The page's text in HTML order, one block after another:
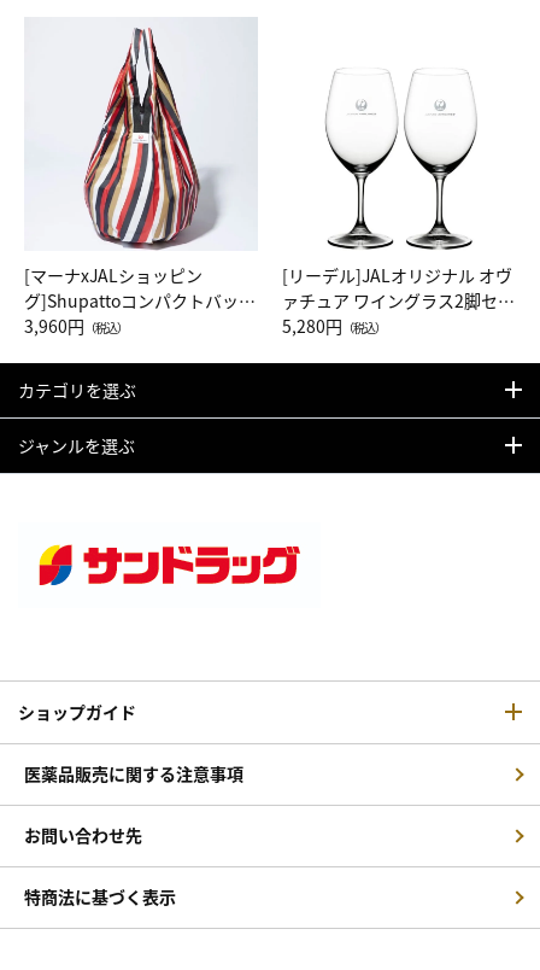
[マーナxJALショッピン
グ]Shupattoコンパクトバッグ
Drop JAL客室乗務員（LC）ス
3,960円 （税込）
[リーデル]JALオリジナル オヴ
ァチュア ワイングラス2脚セッ
ト（レッドワイン）
5,280円 （税込）
カテゴリを選ぶ
ジャンルを選ぶ
ショップガイド
医薬品販売に関する注意事項
お問い合わせ先
特商法に基づく表示